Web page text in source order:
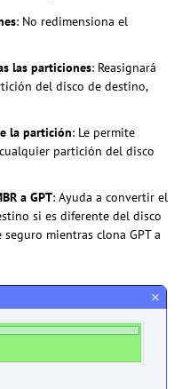
: No redimensiona el
las particiones: Reasignará
del disco de destino,
la partición: Le permite
partición del disco
a GPT: Ayuda a convertir el
si es diferente del disco
mientras clona GPT a